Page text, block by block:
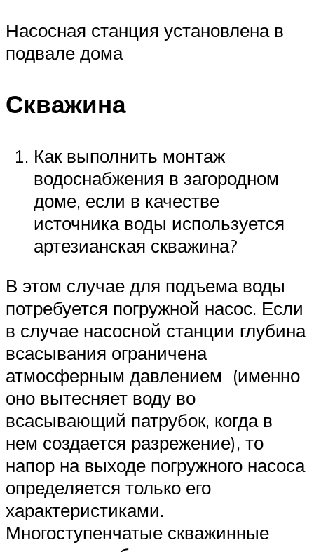
Насосная станция установлена в
подвале дома
Скважина
Как выполнить монтаж
водоснабжения в загородном
доме, если в качестве
источника воды используется
артезианская скважина?
В этом случае для подъема воды
потребуется погружной насос. Если
в случае насосной станции глубина
всасывания ограничена
атмосферным давлением (именно
оно вытесняет воду во
всасывающий патрубок, когда в
нем создается разрежение), то
напор на выходе погружного насоса
определяется только его
характеристиками.
Многоступенчатые скважинные